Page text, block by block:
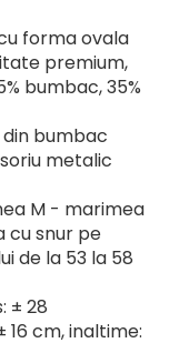
forma ovala
premium,
bumbac, 35%
bumbac
metalic
M - marimea
cu snur pe
de la 53 la 58
± 28
cm, inaltime: